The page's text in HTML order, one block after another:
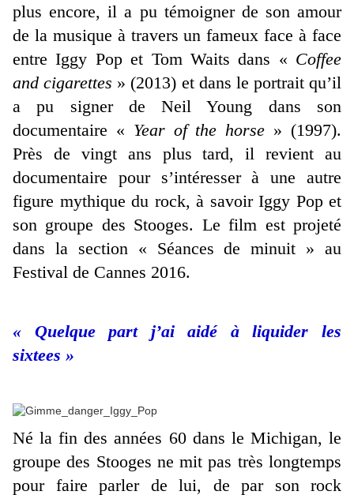
plus encore, il a pu témoigner de son amour
de la musique à travers un fameux face à face
entre Iggy Pop et Tom Waits dans « Coffee
and cigarettes » (2013) et dans le portrait qu’il
a pu signer de Neil Young dans son
documentaire « Year of the horse » (1997).
Près de vingt ans plus tard, il revient au
documentaire pour s’intéresser à une autre
figure mythique du rock, à savoir Iggy Pop et
son groupe des Stooges. Le film est projeté
dans la section « Séances de minuit » au
Festival de Cannes 2016.
« Quelque part j’ai aidé à liquider les
sixtees »
Né la fin des années 60 dans le Michigan, le
groupe des Stooges ne mit pas très longtemps
pour faire parler de lui, de par son rock